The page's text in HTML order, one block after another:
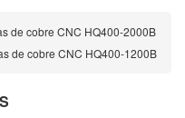
de cobre CNC HQ400-2000B
de cobre CNC HQ400-1200B